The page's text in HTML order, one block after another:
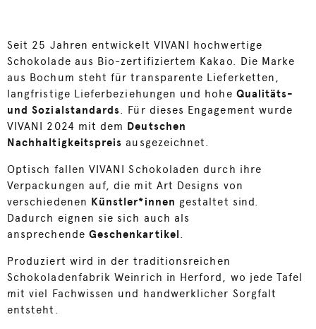
Seit 25 Jahren entwickelt VIVANI hochwertige
Schokolade aus Bio-zertifiziertem Kakao. Die Marke
aus Bochum steht für transparente Lieferketten,
langfristige Lieferbeziehungen und hohe Qualitäts-
und Sozialstandards. Für dieses Engagement wurde
VIVANI 2024 mit dem Deutschen
Nachhaltigkeitspreis ausgezeichnet.
Optisch fallen VIVANI Schokoladen durch ihre
Verpackungen auf, die mit Art Designs von
verschiedenen Künstler*innen gestaltet sind.
Dadurch eignen sie sich auch als
ansprechende Geschenkartikel.
Produziert wird in der traditionsreichen
Schokoladenfabrik Weinrich in Herford, wo jede Tafel
mit viel Fachwissen und handwerklicher Sorgfalt
entsteht.